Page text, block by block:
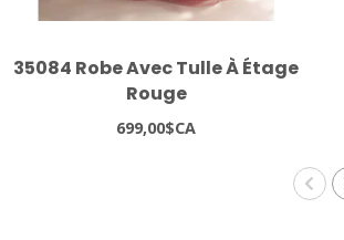
35084 Robe Avec Tulle À Étage
Rouge
699,00$CA